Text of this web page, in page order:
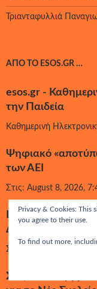
Τριανταφυλλιά
ΑΠΌ ΤΟ ESOS.GR …
esos.gr -
την Παιδεία
Καθημερινή
Ψηφιακό
των ΑΕΙ
Στις: August 8, 2026,
Η ομάδα που θα
ΔΕΘ
Στις: August 8, 2026,
Στις 2
Privacy & Cookies: This
you agree to their use.
To find out more,